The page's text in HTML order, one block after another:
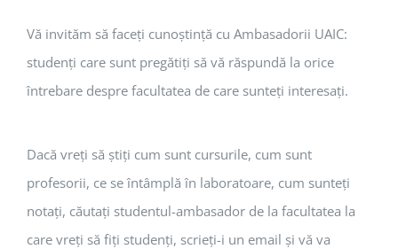
Vă invităm să faceţi cunoştinţă cu Ambasadorii UAIC:
studenţi care sunt pregătiţi să vă răspundă la orice
întrebare despre facultatea de care sunteţi interesaţi.
Dacă vreţi să ştiţi cum sunt cursurile, cum sunt
profesorii, ce se întâmplă în laboratoare, cum sunteţi
notaţi, căutaţi studentul-ambasador de la facultatea la
care vreţi să fiţi studenţi, scrieţi-i un email şi vă va